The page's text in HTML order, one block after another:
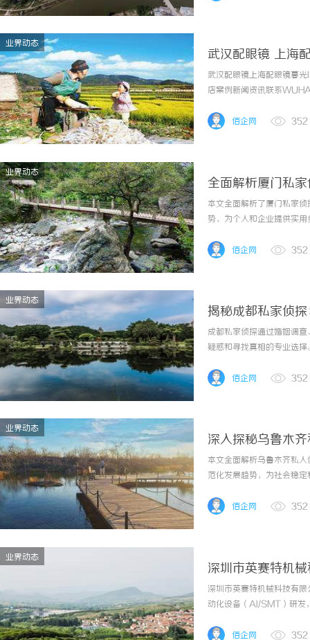
业界动态
武汉配眼镜 上海
武汉配眼镜上海配眼镜暮
店案例新闻资讯联系
为基础，全场镜片40%-
佰企网 352
业界动态
全面解析厦门私
本文全面解析了厦门私家
势，为个人和企业提供实用
佰企网 352
业界动态
揭秘成都私家侦
成都私家侦探通过婚姻调
疑惑和寻找真相的专业选择
佰企网 352
业界动态
深入探秘乌鲁木
本文全面解析乌鲁木齐私
范化发展趋势，为社会稳
佰企网 352
业界动态
深圳市英赛特机
备插件机
深圳市英赛特机械科技有
动化设备（AI/SMT）研发
拥有员工超过80人，当中
佰企网 352